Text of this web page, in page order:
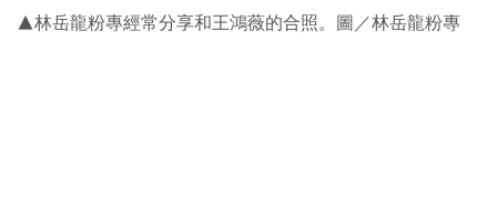
▲林岳龍粉專經常分享和王鴻薇的合照。圖／林岳龍粉專